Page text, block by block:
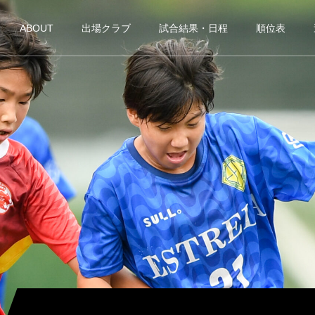
ABOUT 出場クラブ 試合結果・日程 順位表